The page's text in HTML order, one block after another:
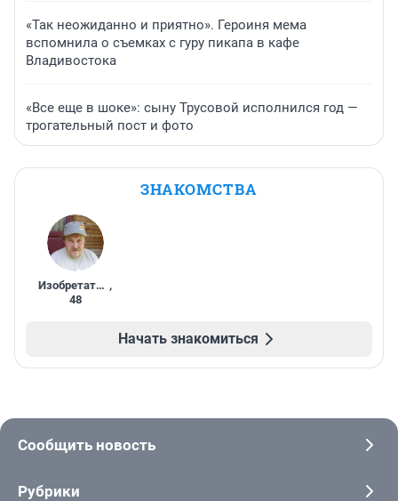
«Так неожиданно и приятно». Героиня мема
вспомнила о съемках с гуру пикапа в кафе
Владивостока
«Все еще в шоке»: сыну Трусовой исполнился год —
трогательный пост и фото
ЗНАКОМСТВА
Изобретатель ,
48
Начать знакомиться
Сообщить новость
Рубрики